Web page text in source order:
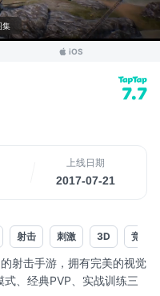
集
iOS
7.7
上线日期
2017-07-21
射击 刺激 3D 竞技
射击手游，拥有完美的视觉
、经典PVP、实战训练三